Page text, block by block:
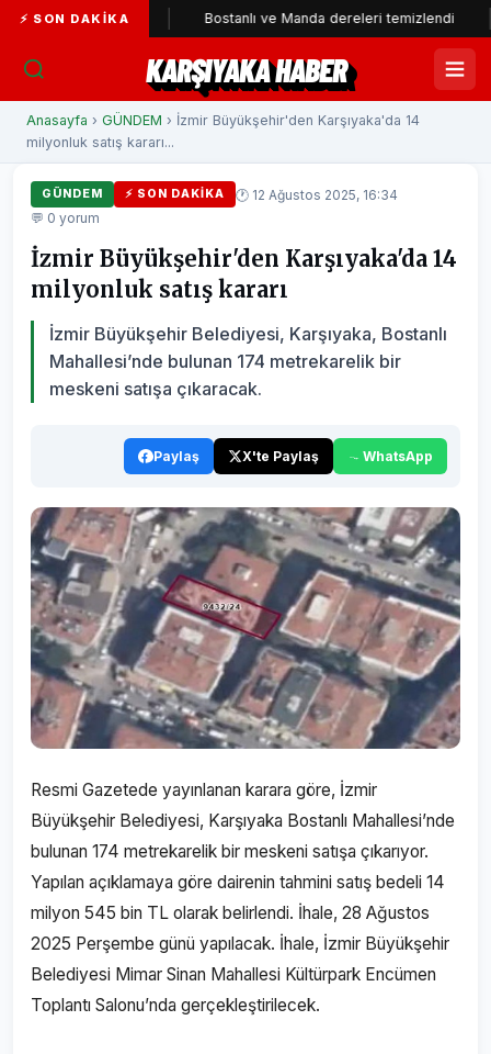
⚡ SON DAKIKA
katıldı Bostanlı ve Manda dereleri temizlendi
KARŞIYAKA HABER
Anasayfa › GÜNDEM › İzmir Büyükşehir'den Karşıyaka'da 14
milyonluk satış kararı...
GÜNDEM ⚡ SON DAKIKA
🕐 12 Ağustos 2025, 16:34
💬 0 yorum
İzmir Büyükşehir'den Karşıyaka'da 14
milyonluk satış kararı
İzmir Büyükşehir Belediyesi, Karşıyaka, Bostanlı
Mahallesi’nde bulunan 174 metrekarelik bir
meskeni satışa çıkaracak.
Paylaş X'te Paylaş WhatsApp
Resmi Gazetede yayınlanan karara göre, İzmir
Büyükşehir Belediyesi, Karşıyaka Bostanlı Mahallesi’nde
bulunan 174 metrekarelik bir meskeni satışa çıkarıyor.
Yapılan açıklamaya göre dairenin tahmini satış bedeli 14
milyon 545 bin TL olarak belirlendi. İhale, 28 Ağustos
2025 Perşembe günü yapılacak. İhale, İzmir Büyükşehir
Belediyesi Mimar Sinan Mahallesi Kültürpark Encümen
Toplantı Salonu’nda gerçekleştirilecek.